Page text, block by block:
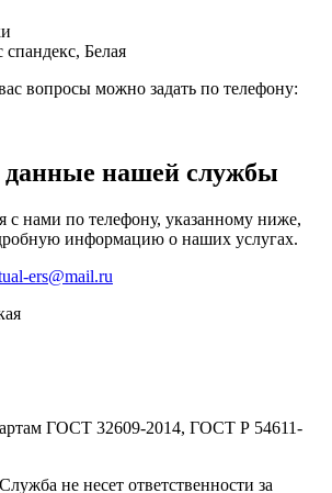
спандекс, Белая
вопросы можно задать по телефону:
нашей службы
с нами по телефону, указанному ниже,
информацию о наших услугах.
ers@mail.ru
ГОСТ 32609-2014, ГОСТ Р 54611-
не несет ответственности за